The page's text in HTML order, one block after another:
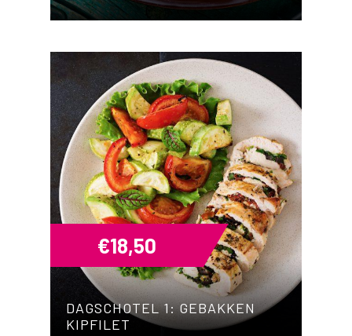
DAGSCHOTEL 1: GEBAKKEN
KIPFILET
€18,50